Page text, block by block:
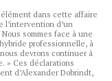
dans cette affaire
l’intervention d’un
Nous sommes face à une
professionnelle, à
devrons continuer à
» Ces déclarations
d’Alexander Dobrindt,